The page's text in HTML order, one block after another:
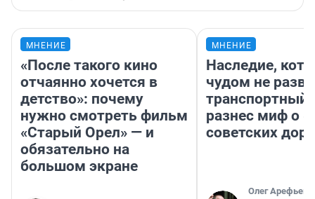
МНЕНИЕ
«После такого кино
отчаянно хочется в
детство»: почему
нужно смотреть фильм
«Старый Орел» — и
обязательно на
большом экране
МНЕНИЕ
Наследие,
чудом не
транспортный
разнес миф о
советских
Олег Арефьев